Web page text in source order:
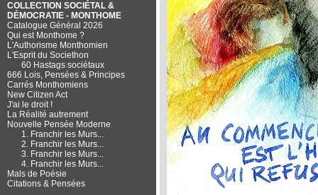
COLLECTION SOCIÉTAL &
DÉMOCRATIE - MONTHOME
Catalogue Général 2026
Qui est Monthome ?
L'Authorisme Monthomien
L'Esprit du Societhon
60 Hastags sociétaux
666 Lois, Pensées & Principes
Carrés Monthomiens
New Citizen Act
J'ai le droit !
La Réalité autrement
Nouvelle Pensée Moderne
1. Franchir les Murs...
2. Franchir les Murs...
3. Franchir les Murs...
4. Franchir les Murs...
Mals de Poésie
Citations & Pensées